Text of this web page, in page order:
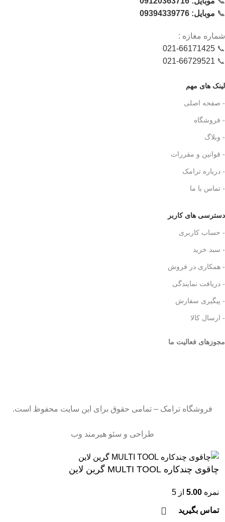
📞 موبایل: 09394339776
شماره‌ مغازه :
📞
021-66171425
📞
021-66729521
لینک های مهم
- صفحه اصلی
- فروشگاه
- وبلاگ
- قوانین و مقررات
- درباره ترامک
- تماس با ما
دسترسی های کاربر
- حساب کاربری
- سبد خرید
- همکاری در فروش
- دریافت نمایندگی
- پیگیری سفارش
- ارسال کالا
مجوزهای فعالیت ما
فروشگاه ترامک – تمامی حقوق برای این سایت محفوظ است.
طراحی و سئو هیرمند وب
چاقوی چندکاره MULTI TOOL گرین لاین
نمره 5.00 از 5
تماس بگیرید